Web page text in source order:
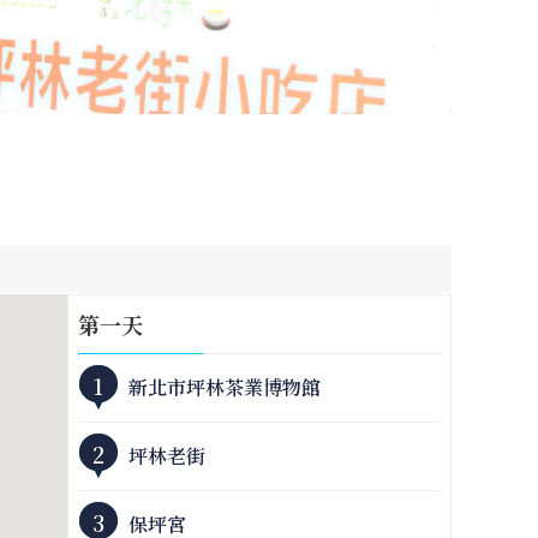
第一天
1
新北市坪林茶業博物館
2 坪林老街
3 保坪宮